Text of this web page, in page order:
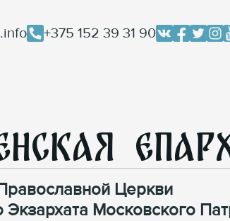
+375 152 39 31 90
Церкви
Экзархата Московского